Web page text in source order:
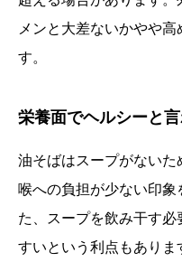
メンと大差ないかやや
す。
栄養面でヘルシーと
油そばはスープがないた
喉への負担が少ない印象
た、スープを飲み干す
すいという利点もあり